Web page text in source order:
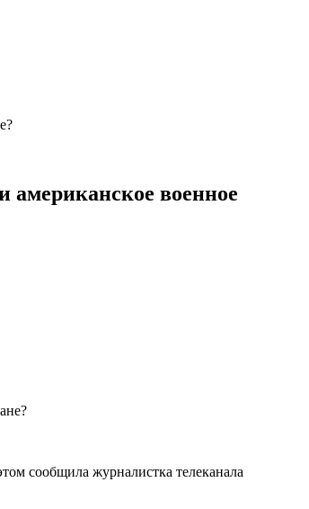
военное
сообщила журналистка телеканала